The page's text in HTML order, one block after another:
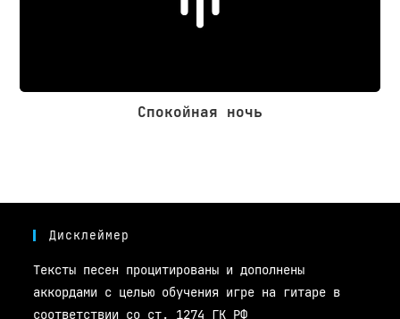
Спокойная ночь
Дисклеймер
Тексты песен процитированы и дополнены
аккордами с целью обучения игре на гитаре в
соответствии со ст. 1274 ГК РФ